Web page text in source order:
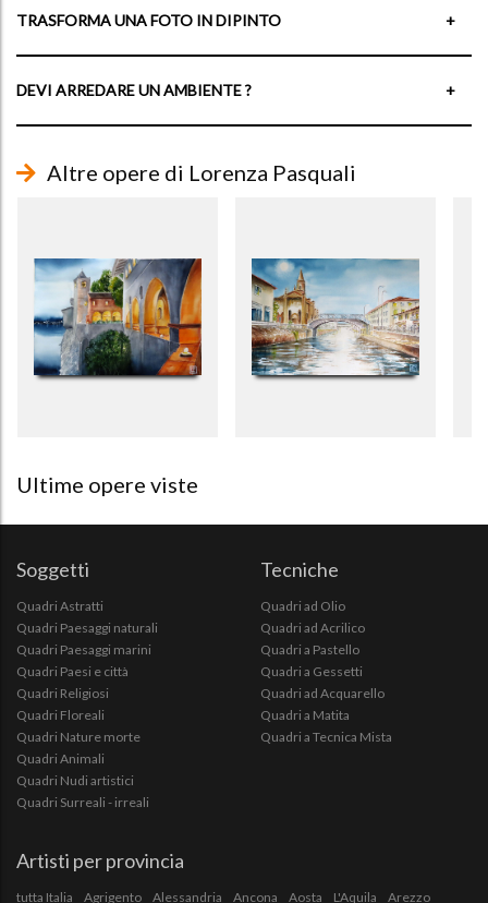
TRASFORMA UNA FOTO IN DIPINTO +
DEVI ARREDARE UN AMBIENTE ? +
Altre opere di Lorenza Pasquali
Ultime opere viste
Soggetti
Quadri Astratti
Quadri Paesaggi naturali
Quadri Paesaggi marini
Quadri Paesi e città
Quadri Religiosi
Quadri Floreali
Quadri Nature morte
Quadri Animali
Quadri Nudi artistici
Quadri Surreali - irreali
Tecniche
Quadri ad Olio
Quadri ad Acrilico
Quadri a Pastello
Quadri a Gessetti
Quadri ad Acquarello
Quadri a Matita
Quadri a Tecnica Mista
Artisti per provincia
tutta Italia Agrigento Alessandria Ancona Aosta L'Aquila Arezzo